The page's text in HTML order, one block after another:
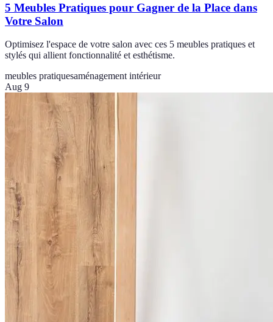
5 Meubles Pratiques pour Gagner de la Place dans
Votre Salon
Optimisez l'espace de votre salon avec ces 5 meubles pratiques et
stylés qui allient fonctionnalité et esthétisme.
meubles pratiquesaménagement intérieur
Aug 9